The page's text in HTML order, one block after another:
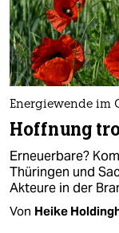
Energiewende im
Hoffnung
Erneuerbare?
Thüringen und
Akteure in der
Von Heike